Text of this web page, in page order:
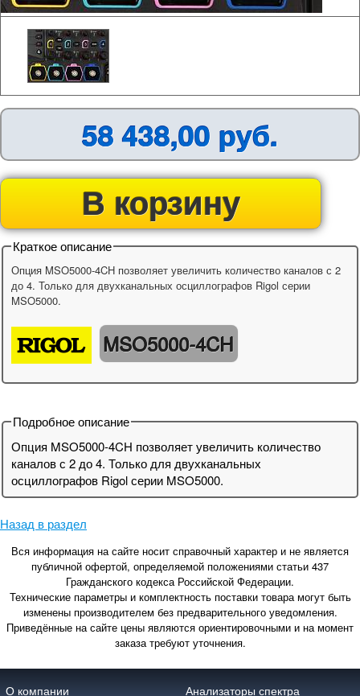
58 438,00 руб.
В корзину
Краткое описание
Опция MSO5000-4CH позволяет увеличить количество каналов с 2
до 4. Только для двухканальных осциллографов Rigol серии
MSO5000.
MSO5000-4CH
Подробное описание
Опция MSO5000-4CH позволяет увеличить количество
каналов с 2 до 4. Только для двухканальных
осциллографов Rigol серии MSO5000.
Назад в раздел
Вся информация на сайте носит справочный характер и не является
публичной офертой, определяемой положениями статьи 437
Гражданского кодекса Российской Федерации.
Технические параметры и комплектность поставки товара могут быть
изменены производителем без предварительного уведомления.
Приведённые на сайте цены являются ориентировочными и на момент
заказа требуют уточнения.
О компании Анализаторы спектра